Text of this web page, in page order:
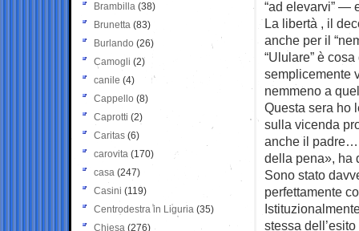
“ad elevarvi” —
La libertà , il
anche per il
“Ululare” è
semplicemente
nemmeno a
Questa sera ho
sulla vicenda
anche il padre…
della pena», ha
Sono stato
perfettamente
stessa
Brambilla (38)
Brunetta (83)
Burlando (26)
Camogli (2)
canile (4)
Cappello (8)
Caprotti (2)
Caritas (6)
carovita (170)
casa (247)
Casini (119)
Centrodestra in Liguria (35)
Chiesa (276)